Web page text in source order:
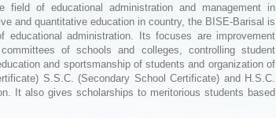
field of educational administration and management in
and quantitative education in country, the BISE-Barisal is
administration. Its focuses are improvement
of schools and colleges, controlling student
and sportsmanship of students and organization of
S.S.C. (Secondary School Certificate) and H.S.C.
It also gives scholarships to meritorious students based